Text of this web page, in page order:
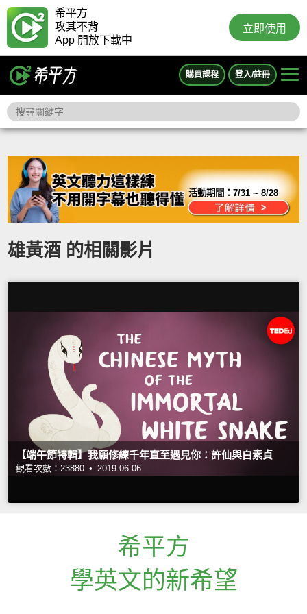
希平方
攻其不背
App 開放下載中
立即使用
購買課程 登入/註冊
活動期間：7/31 ~ 8/28
雄黃酒 的相關影片
【端午節特輯】我願修練千年直至遇見你：許仙與白素貞
觀看次數：23880 • 2019-06-06
希平方
學英文的新希望